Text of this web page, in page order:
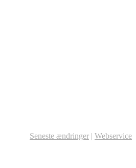
Seneste ændringer | Webservice